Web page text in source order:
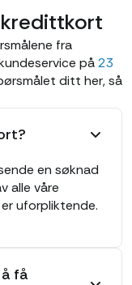
kredittkort
fra
på23
ditt her, så
en søknad
alle våre
uforpliktende.
få